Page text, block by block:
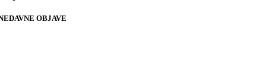
OBJAVE